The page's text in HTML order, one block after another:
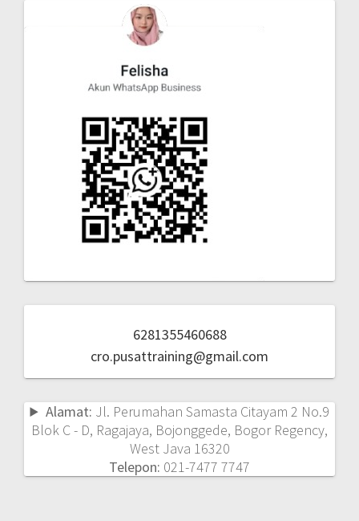
6281355460688
cro.pusattraining@gmail.com
Alamat: Jl. Perumahan Samasta Citayam 2 No.9
Blok C - D, Ragajaya, Bojonggede, Bogor Regency,
West Java 16320
Telepon: 021-7477 7747